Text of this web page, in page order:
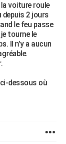
la voiture roule
depuis 2 jours
le feu passe
tourne le
Il n’y a aucun
ci-dessous où